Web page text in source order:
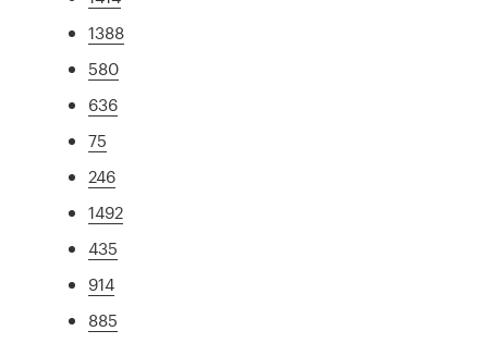
1388
580
636
75
246
1492
435
914
885